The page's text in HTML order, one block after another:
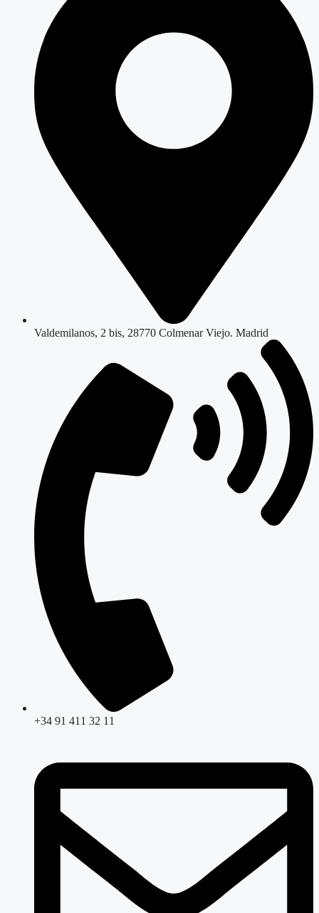
Valdemilanos, 2 bis, 28770 Colmenar Viejo. Madrid
+34 91 411 32 11